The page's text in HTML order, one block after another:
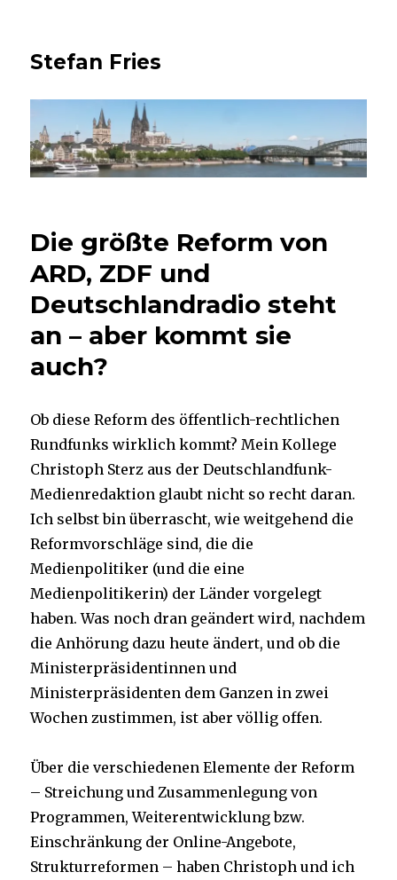
Stefan Fries
Die größte Reform von
ARD, ZDF und
Deutschlandradio steht
an – aber kommt sie
auch?
Ob diese Reform des öffentlich-rechtlichen
Rundfunks wirklich kommt? Mein Kollege
Christoph Sterz aus der Deutschlandfunk-
Medienredaktion glaubt nicht so recht daran.
Ich selbst bin überrascht, wie weitgehend die
Reformvorschläge sind, die die
Medienpolitiker (und die eine
Medienpolitikerin) der Länder vorgelegt
haben. Was noch dran geändert wird, nachdem
die Anhörung dazu heute ändert, und ob die
Ministerpräsidentinnen und
Ministerpräsidenten dem Ganzen in zwei
Wochen zustimmen, ist aber völlig offen.
Über die verschiedenen Elemente der Reform
– Streichung und Zusammenlegung von
Programmen, Weiterentwicklung bzw.
Einschränkung der Online-Angebote,
Strukturreformen – haben Christoph und ich